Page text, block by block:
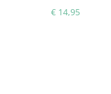
€14,95